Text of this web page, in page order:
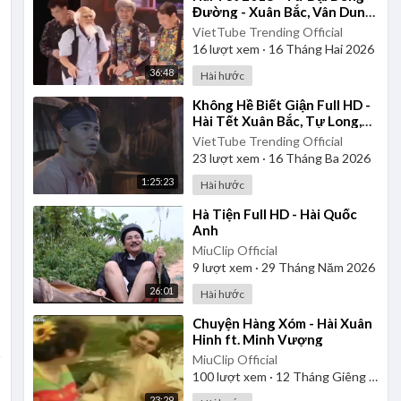
36:48
Đường - Xuân Bắc, Vân Dung,
Tự Long, Công Lý
VietTube Trending Official
16lượt xem · 16 Tháng Hai 2026
Hài hước
1:25:23
⁣Không Hề Biết Giận Full HD -
Hài Tết Xuân Bắc, Tự Long,
Công Lý
VietTube Trending Official
23 lượt xem · 16 Tháng Ba 2026
Hài hước
26:01
⁣Hà Tiện Full HD - Hài Quốc
Anh
MiuClip Official
9 lượt xem · 29 Tháng Năm 2026
Hài hước
⁣Chuyện Hàng Xóm - Hài Xuân
Hinh ft. Minh Vượng
MiuClip Official
100lượt xem · 12 Tháng Giêng 2025